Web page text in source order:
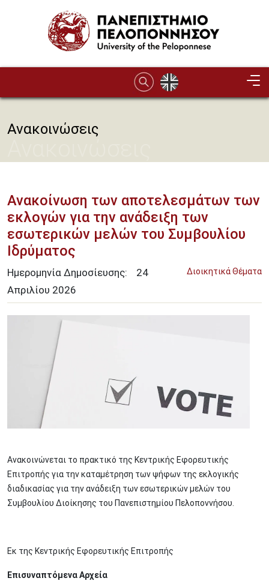
Ανακοινώσεις
Ανακοίνωση των αποτελεσμάτων των
εκλογών για την ανάδειξη των
εσωτερικών μελών του Συμβουλίου
Ιδρύματος
Διοικητικά Θέματα
Ημερομηνία Δημοσίευσης:
24
Απριλίου 2026
Ανακοινώνεται το πρακτικό της Κεντρικής Εφορευτικής
Επιτροπής για την καταμέτρηση των ψήφων της εκλογικής
διαδικασίας για την ανάδειξη των εσωτερικών μελών του
Συμβουλίου Διοίκησης του Πανεπιστημίου Πελοποννήσου.
Εκ της Κεντρικής Εφορευτικής Επιτροπής
Επισυναπτόμενα Αρχεία